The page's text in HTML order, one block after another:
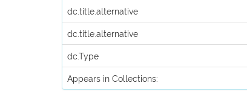
dc.title.alternative
dc.title.alternative
dc.Type
Appears in Collections: